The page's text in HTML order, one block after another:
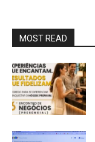
MOST READ